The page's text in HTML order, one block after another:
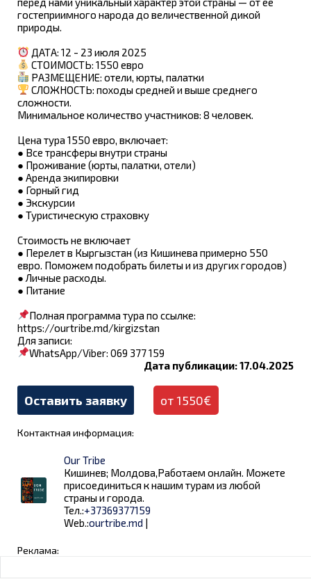
гостеприимного народа до величественной дикой
природы.
ДАТА: 12 - 23 июля 2025
СТОИМОСТЬ: 1550 евро
РАЗМЕЩЕНИЕ: отели, юрты, палатки
СЛОЖНОСТЬ: походы средней и выше среднего
сложности.
Минимальное количество участников: 8 человек.
Цена тура 1550 евро, включает:
● Все трансферы внутри страны
● Проживание (юрты, палатки, отели)
● Аренда экипировки
● Горный гид
● Экскурсии
● Туристическую страховку
Стоимость не включает
● Перелет в Кыргызстан (из Кишинева примерно 550
евро. Поможем подобрать билеты и из других городов)
● Личные расходы.
● Питание
Полная программа тура по ссылке:
https://ourtribe.md/kirgizstan
Для записи:
WhatsApp/Viber: 069 377 159
Дата публикации: 17.04.2025
Оставить заявку от 1550€
Контактная информация:
Our Tribe
Кишинев; Молдова,Работаем онлайн. Можете
присоединиться к нашим турам из любой
страны и города.
Тел.:+37369377159
Web.:ourtribe.md |
Реклама: